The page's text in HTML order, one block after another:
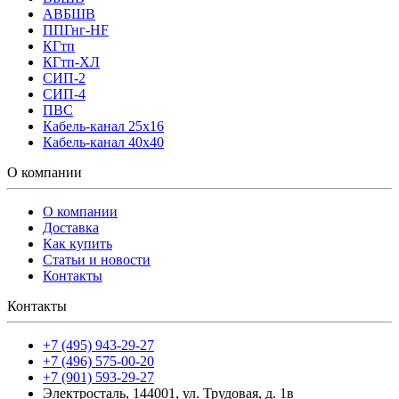
АВБШВ
ППГнг-HF
КГтп
КГтп-ХЛ
СИП-2
СИП-4
ПВС
Кабель-канал 25х16
Кабель-канал 40х40
О компании
О компании
Доставка
Как купить
Статьи и новости
Контакты
Контакты
+7 (495) 943-29-27
+7 (496) 575-00-20
+7 (901) 593-29-27
Электросталь, 144001, ул. Трудовая, д. 1в